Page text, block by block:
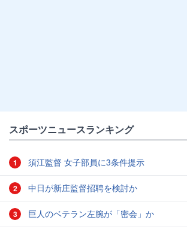
スポーツニュースランキング
1 須江監督 女子部員に3条件提示
2 中日が新庄監督招聘を検討か
3 巨人のベテラン左腕が「密会」か